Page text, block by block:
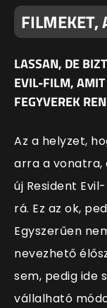
FILMEKET,
LASSAN, DE
EVIL-FILM, AMIT
FEGYVEREK
Az a helyzet,
arra a vonatra,
új Resident
rá. Ez az ok,
Egyszerűen
nevezhető
sem, pedig ide
vállalható